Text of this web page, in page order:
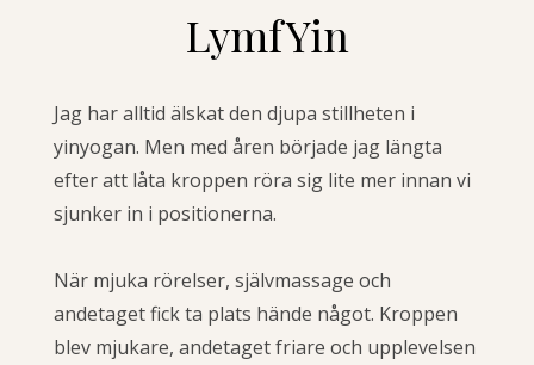
LymfYin
Jag har alltid älskat den djupa stillheten i
yinyogan. Men med åren började jag längta
efter att låta kroppen röra sig lite mer innan vi
sjunker in i positionerna.
När mjuka rörelser, självmassage och
andetaget fick ta plats hände något. Kroppen
blev mjukare, andetaget friare och upplevelsen